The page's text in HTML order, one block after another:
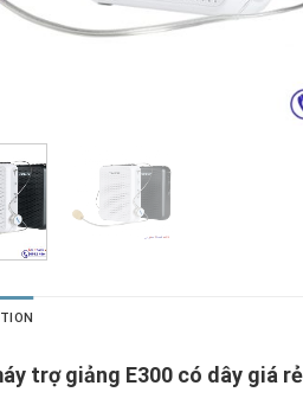
trợ giảng E300 có dây giá